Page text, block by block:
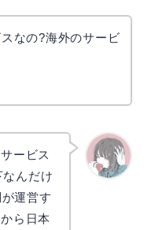
なの?海外のサービ
ービス
んだけ
運営す
ら日本